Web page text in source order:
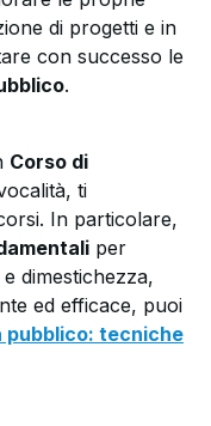
di progetti e in
con successo le
.
Corso di
ti
In particolare,
per
dimestichezza,
ed efficace, puoi
pubblico: tecniche